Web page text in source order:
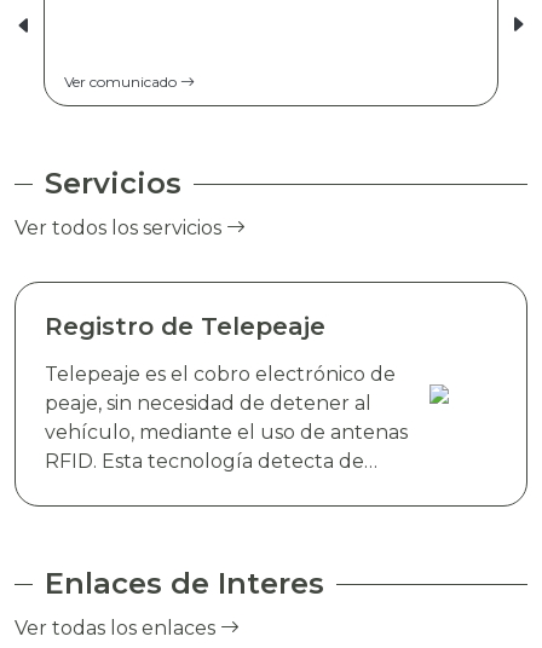
Ver comunicado
Servicios
Ver todos los servicios
Registro de Telepeaje
Telepeaje es el cobro electrónico de
peaje, sin necesidad de detener al
vehículo, mediante el uso de antenas
RFID. Esta tecnología detecta de
el cobro de peaje a través del debito
usuario.
Enlaces de Interes
Ver todas los enlaces